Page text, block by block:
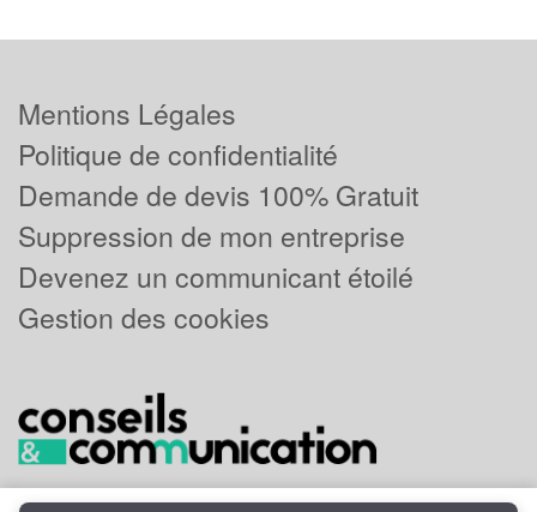
Mentions Légales
Politique de confidentialité
Demande de devis 100% Gratuit
Suppression de mon entreprise
Devenez un communicant étoilé
Gestion des cookies